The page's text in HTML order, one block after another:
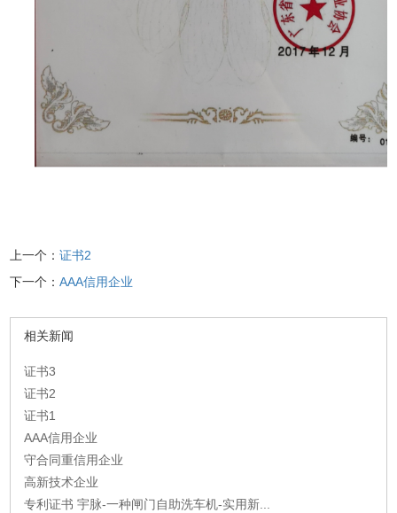
上一个：证书2
下一个：AAA信用企业
相关新闻
证书3
证书2
证书1
AAA信用企业
守合同重信用企业
高新技术企业
专利证书 宇脉-一种闸门自助洗车机-实用新...